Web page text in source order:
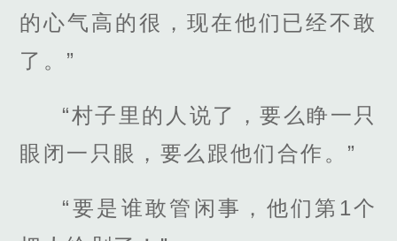
的心气高的很，现在他们已经不敢
了。”
“村子里的人说了，要么睁一只
眼闭一只眼，要么跟他们合作。”
“要是谁敢管闲事，他们第1个